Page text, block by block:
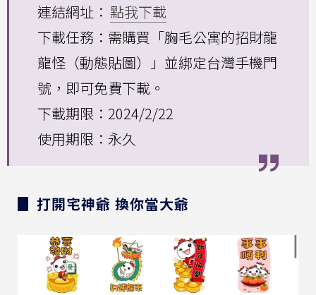
連結網址： 點我下載
下載任務：需購買「胸毛公寓的招財龍
龍怪（動態貼圖）」並綁定台灣手機門
號，即可免費下載。
下載期限：2024/2/22
使用期限：永久
▊ 打開宅神爺 換你當大爺